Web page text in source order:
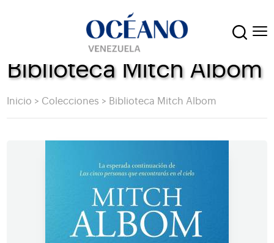
Biblioteca Mitch Albom
Inicio > Colecciones > Biblioteca Mitch Albom